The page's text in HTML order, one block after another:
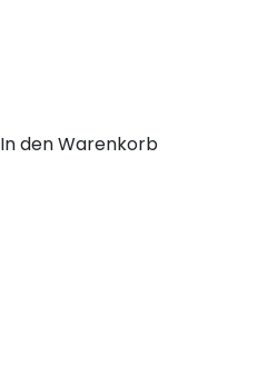
In den Warenkorb